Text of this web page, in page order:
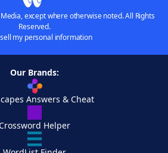
except where otherwise noted. All Rights
Reserved.
my personal information
Our Brands:
Answers & Cheat
Crossword Helper